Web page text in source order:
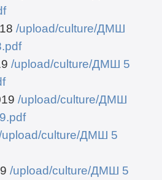
/upload/culture/ДМШ
/upload/culture/ДМШ 5
/upload/culture/ДМШ
upload/culture/ДМШ 5
/upload/culture/ДМШ 5